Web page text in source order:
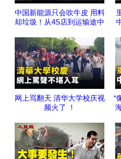
中国新能源只会吹牛皮 用料
却垃圾！从4S店到运输途中
网上骂翻天 清华大学校庆视
频火了 ！
“